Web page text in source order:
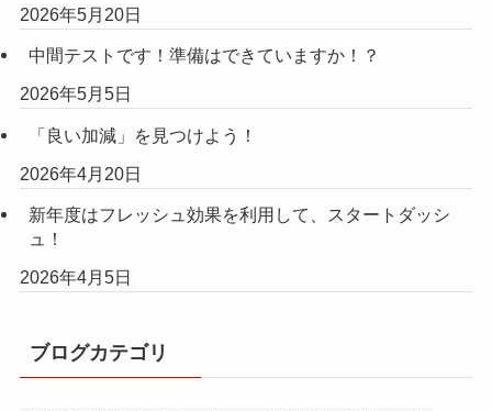
2026年5月20日
中間テストです！準備はできていますか！？
2026年5月5日
「良い加減」を見つけよう！
2026年4月20日
新年度はフレッシュ効果を利用して、スタートダッシ
ュ！
2026年4月5日
ブログカテゴリ